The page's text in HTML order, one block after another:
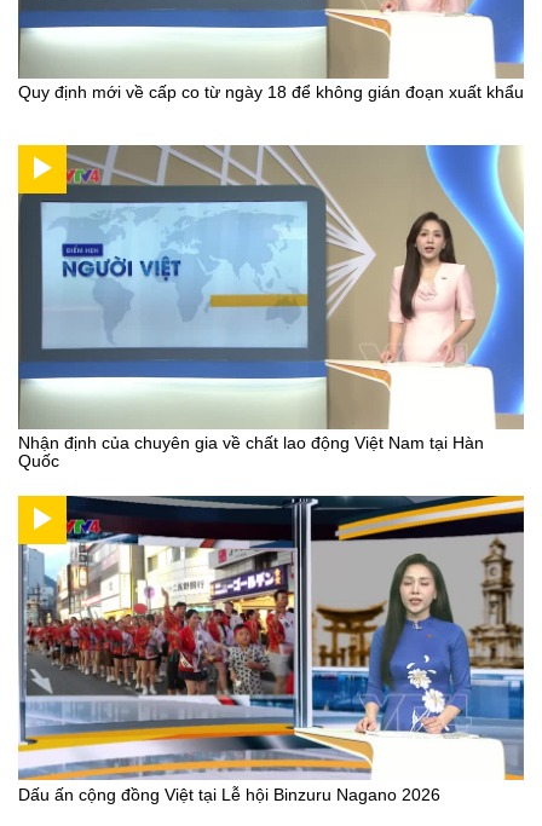
Quy định mới về cấp co từ ngày 18 để không gián đoạn xuất khẩu
Nhận định của chuyên gia về chất lao động Việt Nam tại Hàn
Quốc
Dấu ấn cộng đồng Việt tại Lễ hội Binzuru Nagano 2026